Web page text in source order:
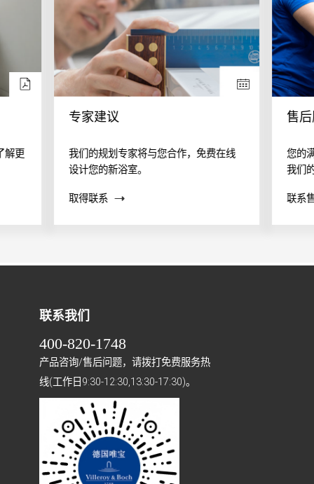
解更
专家建议
我们的规划专家将与您合作，免费在线
设计您的新浴室。
取得联系
售
您的
我们
帮助
联系
联系我们
400-820-1748
产品咨询/售后问题，请拨打免费服务热
线(工作日9:30-12:30,13:30-17:30)。